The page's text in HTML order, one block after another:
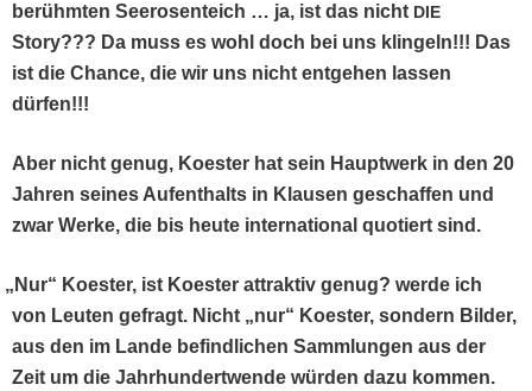
berühmten Seerosen­te­ich … ja, ist das nicht DIE
Sto­ry??? Da muss es wohl doch bei uns klin­geln!!! Das
ist die Chance, die wir uns nicht ent­ge­hen lassen
dürfen!!!
Aber nicht genug, Koester hat sein Hauptwerk in den 20
Jahren seines Aufen­thalts in Klausen geschaf­fen und
zwar Werke, die bis heute inter­na­tion­al quotiert sind.
„ Nur“ Koester, ist Koester attrak­tiv genug? werde ich
von Leuten gefragt. Nicht „nur“ Koester, son­dern Bilder,
aus den im Lande befind­lichen Samm­lun­gen aus der
Zeit um die Jahrhun­der­twende wür­den dazu kom­men.